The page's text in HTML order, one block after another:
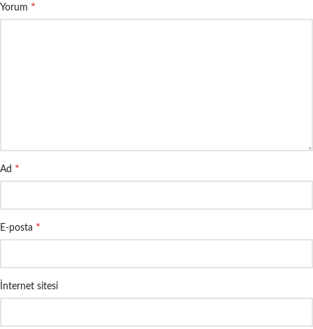
Yorum *
Ad *
E-posta *
İnternet sitesi